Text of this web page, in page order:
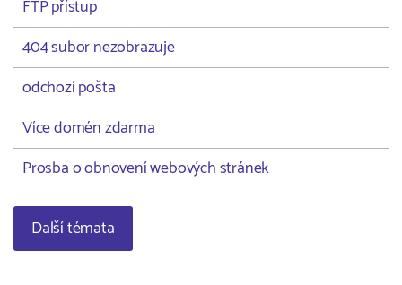
FTP přístup
404 subor nezobrazuje
odchozí pošta
Více domén zdarma
Prosba o obnovení webových stránek
Další témata